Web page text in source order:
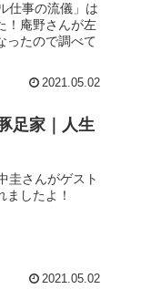
仕事の流儀」は
！庵野さんが左
ったので調べて
2021.05.02
足家｜人生
圭さんがゲスト
したよ！
2021.05.02